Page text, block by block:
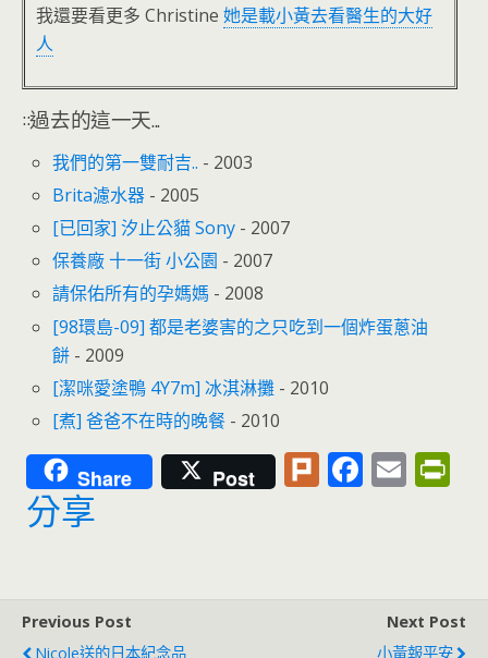
我還要看更多 Christine 她是載小黃去看醫生的大好
人
::過去的這一天...
我們的第一雙耐吉.. - 2003
Brita濾水器 - 2005
[已回家] 汐止公貓 Sony - 2007
保養廠 十一街 小公園 - 2007
請保佑所有的孕媽媽 - 2008
[98環島-09] 都是老婆害的之只吃到一個炸蛋蔥油
餅 - 2009
[潔咪愛塗鴨 4Y7m] 冰淇淋攤 - 2010
[煮] 爸爸不在時的晚餐 - 2010
Share Post Pl F
o
E
e
n
分享
Previous Post
Nicole送的日本紀念品
Next Post
小黃報平安